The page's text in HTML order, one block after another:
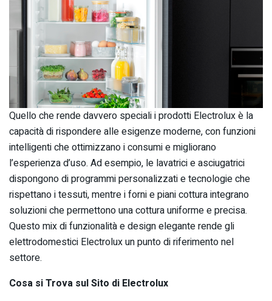
Quello che rende davvero speciali i prodotti Electrolux è la
capacità di rispondere alle esigenze moderne, con funzioni
intelligenti che ottimizzano i consumi e migliorano
l’esperienza d’uso. Ad esempio, le lavatrici e asciugatrici
dispongono di programmi personalizzati e tecnologie che
rispettano i tessuti, mentre i forni e piani cottura integrano
soluzioni che permettono una cottura uniforme e precisa.
Questo mix di funzionalità e design elegante rende gli
elettrodomestici Electrolux un punto di riferimento nel
settore.
Cosa si Trova sul Sito di Electrolux